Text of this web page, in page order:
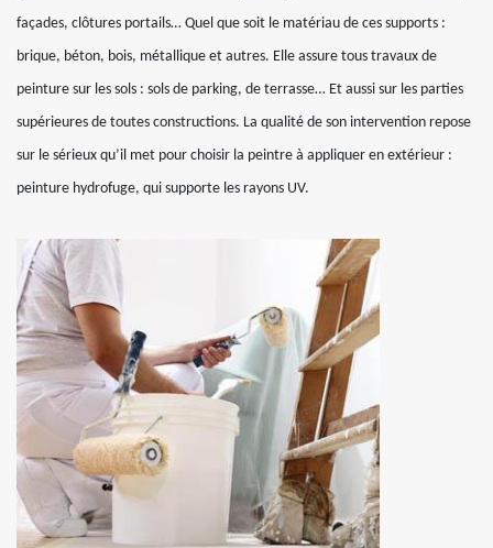
façades, clôtures portails… Quel que soit le matériau de ces supports :
brique, béton, bois, métallique et autres. Elle assure tous travaux de
peinture sur les sols : sols de parking, de terrasse… Et aussi sur les parties
supérieures de toutes constructions. La qualité de son intervention repose
sur le sérieux qu’il met pour choisir la peintre à appliquer en extérieur :
peinture hydrofuge, qui supporte les rayons UV.